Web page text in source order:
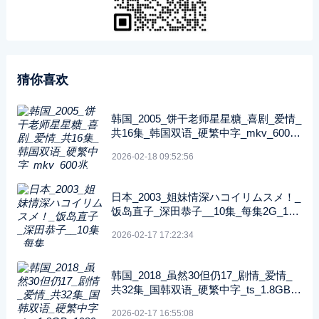
猜你喜欢
韩国_2005_饼干老师星星糖_喜剧_爱情_
共16集_韩国双语_硬繁中字_mkv_600兆
2026-02-18 09:52:56
日本_2003_姐妹情深ハコイリムスメ！_
饭岛直子_深田恭子__10集_每集2G_108
2026-02-17 17:22:34
韩国_2018_虽然30但仍17_剧情_爱情_
共32集_国韩双语_硬繁中字_ts_1.8GB_1
2026-02-17 16:55:08